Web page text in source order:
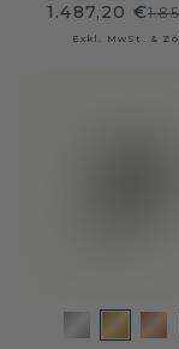
1.487,20 €
Exkl. MwSt. &